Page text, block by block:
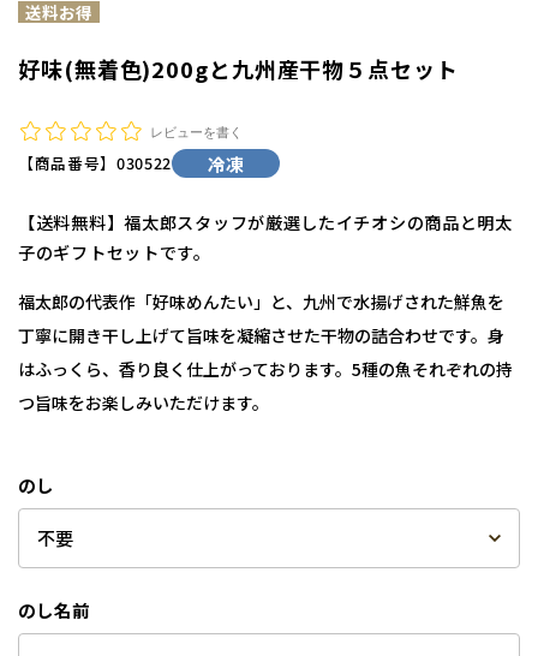
好味(無着色)200gと九州産干物５点セット
レビューを書く
【商品番号】 030522 冷凍
【送料無料】福太郎スタッフが厳選したイチオシの商品と明太
子のギフトセットです。
福太郎の代表作「好味めんたい」と、九州で水揚げされた鮮魚を
丁寧に開き干し上げて旨味を凝縮させた干物の詰合わせです。身
はふっくら、香り良く仕上がっております。5種の魚それぞれの持
つ旨味をお楽しみいただけます。
のし
のし名前